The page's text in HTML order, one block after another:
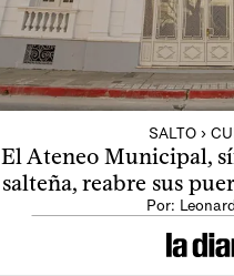
SALTO ›
El Ateneo Municipal,
salteña, reabre sus
Por: